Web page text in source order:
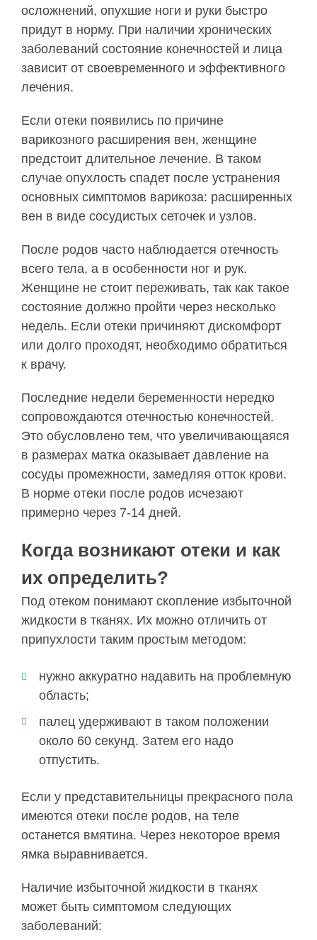
осложнений, опухшие ноги и руки быстро
придут в норму. При наличии хронических
заболеваний состояние конечностей и лица
зависит от своевременного и эффективного
лечения.
Если отеки появились по причине
варикозного расширения вен, женщине
предстоит длительное лечение. В таком
случае опухлость спадет после устранения
основных симптомов варикоза: расширенных
вен в виде сосудистых сеточек и узлов.
После родов часто наблюдается отечность
всего тела, а в особенности ног и рук.
Женщине не стоит переживать, так как такое
состояние должно пройти через несколько
недель. Если отеки причиняют дискомфорт
или долго проходят, необходимо обратиться
к врачу.
Последние недели беременности нередко
сопровождаются отечностью конечностей.
Это обусловлено тем, что увеличивающаяся
в размерах матка оказывает давление на
сосуды промежности, замедляя отток крови.
В норме отеки после родов исчезают
примерно через 7-14 дней.
Когда возникают отеки и как
их определить?
Под отеком понимают скопление избыточной
жидкости в тканях. Их можно отличить от
припухлости таким простым методом:
нужно аккуратно надавить на проблемную
область;
палец удерживают в таком положении
около 60 секунд. Затем его надо
отпустить.
Если у представительницы прекрасного пола
имеются отеки после родов, на теле
останется вмятина. Через некоторое время
ямка выравнивается.
Наличие избыточной жидкости в тканях
может быть симптомом следующих
заболеваний: